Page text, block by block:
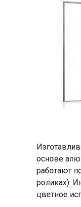
основе
работают
роликах).
цветное